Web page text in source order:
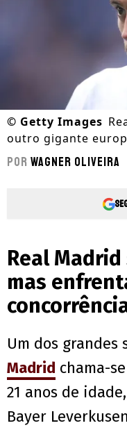
© Getty Images
outro gigante
Por Wagner Oliveira
Real
mas
Um dos
Madrid chama-
21 anos de
Bayer